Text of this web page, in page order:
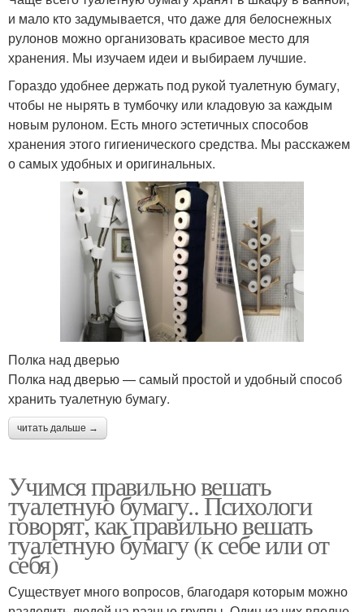
и мало кто задумывается, что даже для белоснежных
рулонов можно организовать красивое место для
хранения. Мы изучаем идеи и выбираем лучшие.
Гораздо удобнее держать под рукой туалетную бумагу,
чтобы не нырять в тумбочку или кладовую за каждым
новым рулоном. Есть много эстетичных способов
хранения этого гигиенического средства. Мы расскажем
о самых удобных и оригинальных.
Полка над дверью
Полка над дверью — самый простой и удобный способ
хранить туалетную бумагу.
читать дальше →
Учимся правильно вешать
туалетную бумагу.. Психологи
говорят, как правильно вешать
туалетную бумагу (к себе или от
себя)
Существует много вопросов, благодаря которым можно